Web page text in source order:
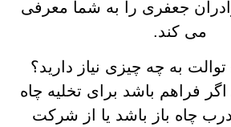
جعفری را به شما معرفی
می کند.
توالت به چه چیزی نیاز دارید؟
فراهم باشد برای تخلیه چاه
چاه باز باشد یا از شرکت